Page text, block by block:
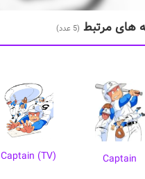
های مرتبط (5 عدد)
Captain
Captain (TV)